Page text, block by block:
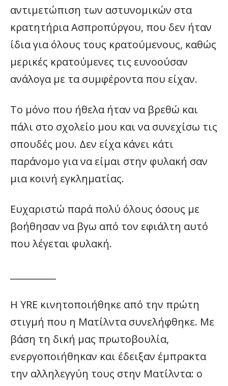
αντιμετώπιση των αστυνομικών στα
κρατητήρια Ασπροπύργου, που δεν ήταν
ίδια για όλους τους κρατούμενους, καθώς
μερικές κρατούμενες τις ευνοούσαν
ανάλογα με τα συμφέροντα που είχαν.
Το μόνο που ήθελα ήταν να βρεθώ και
πάλι στο σχολείο μου και να συνεχίσω τις
σπουδές μου. Δεν είχα κάνει κάτι
παράνομο για να είμαι στην φυλακή σαν
μια κοινή εγκληματίας.
Ευχαριστώ παρά πολύ όλους όσους με
βοήθησαν να βγω από τον εφιάλτη αυτό
που λέγεται φυλακή.
Η YRE κινητοποιήθηκε από την πρώτη
στιγμή που η Ματίλντα συνελήφθηκε. Με
βάση τη δική μας πρωτοβουλία,
ενεργοποιήθηκαν και έδειξαν έμπρακτα
την αλληλεγγύη τους στην Ματίλντα: o